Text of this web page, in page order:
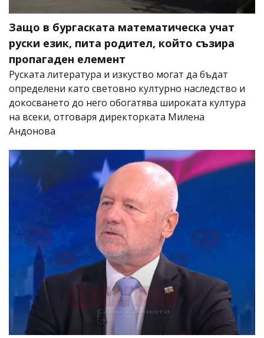
Защо в бургаската математическа учат
руски език, пита родител, който съзира
пропагаден елемент
Руската литература и изкуство могат да бъдат
определени като световно културно наследство и
докосването до него обогатява широката култура
на всеки, отговаря директорката Милена
Андонова